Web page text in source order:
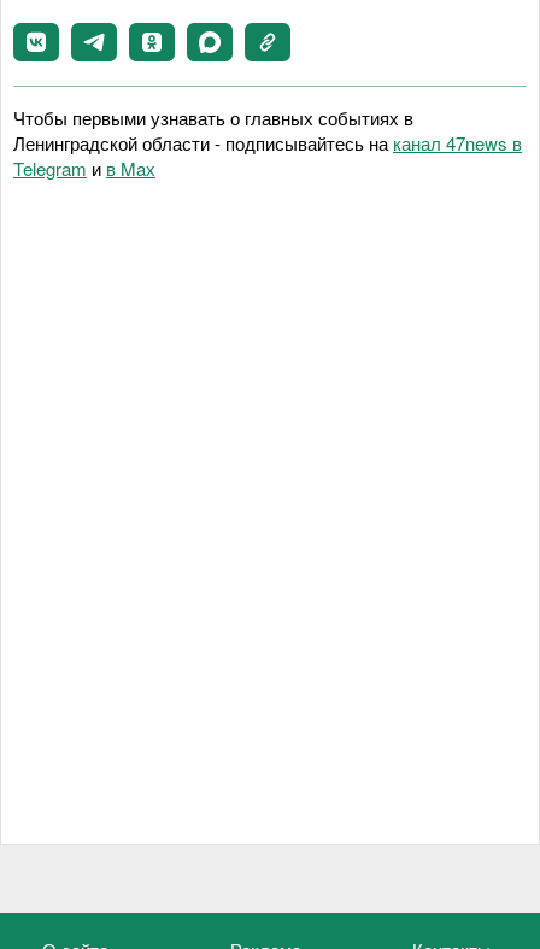
Чтобы первыми узнавать о главных событиях в
Ленинградской области - подписывайтесь на канал 47news в
Telegram и в Maх